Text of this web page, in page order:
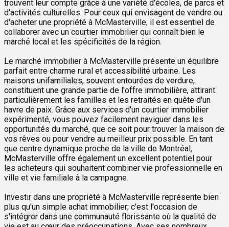
trouvent leur compte grâce à une variété d'écoles, de parcs et
d'activités culturelles. Pour ceux qui envisagent de vendre ou
d'acheter une propriété à McMasterville, il est essentiel de
collaborer avec un courtier immobilier qui connaît bien le
marché local et les spécificités de la région.
Le marché immobilier à McMasterville présente un équilibre
parfait entre charme rural et accessibilité urbaine. Les
maisons unifamiliales, souvent entourées de verdure,
constituent une grande partie de l'offre immobilière, attirant
particulièrement les familles et les retraités en quête d'un
havre de paix. Grâce aux services d'un courtier immobilier
expérimenté, vous pouvez facilement naviguer dans les
opportunités du marché, que ce soit pour trouver la maison de
vos rêves ou pour vendre au meilleur prix possible. En tant
que centre dynamique proche de la ville de Montréal,
McMasterville offre également un excellent potentiel pour
les acheteurs qui souhaitent combiner vie professionnelle en
ville et vie familiale à la campagne.
Investir dans une propriété à McMasterville représente bien
plus qu'un simple achat immobilier; c'est l'occasion de
s'intégrer dans une communauté florissante où la qualité de